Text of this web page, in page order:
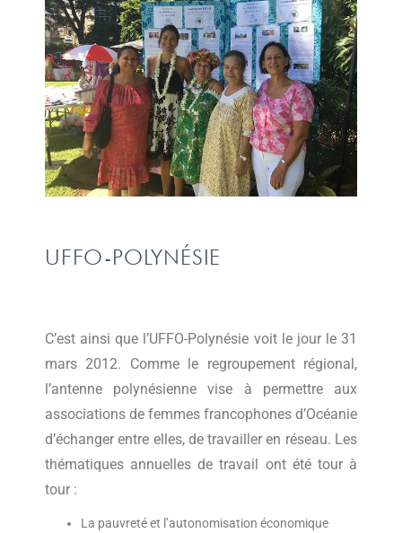
UFFO-POLYNÉSIE
C’est ainsi que l’UFFO-Polynésie voit le jour le 31
mars 2012. Comme le regroupement régional,
l’antenne polynésienne vise à permettre aux
associations de femmes francophones d’Océanie
d’échanger entre elles, de travailler en réseau. Les
thématiques annuelles de travail ont été tour à
tour :
La pauvreté et l’autonomisation économique